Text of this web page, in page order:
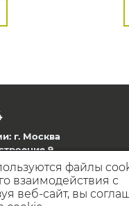
г. Москва
9
файлы
взаимодействия с
веб-сайт, вы